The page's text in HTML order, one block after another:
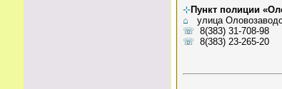
⊹ Пункт полиции
⌂ улица
☏ 8(383) 31-708-98
☏ 8(383) 23-265-20